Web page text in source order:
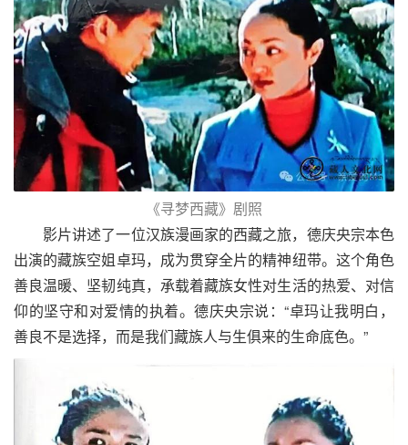
《寻梦西藏》剧照
影片讲述了一位汉族漫画家的西藏之旅，德庆央宗本色
出演的藏族空姐卓玛，成为贯穿全片的精神纽带。这个角色
善良温暖、坚韧纯真，承载着藏族女性对生活的热爱、对信
仰的坚守和对爱情的执着。德庆央宗说：“卓玛让我明白，
善良不是选择，而是我们藏族人与生俱来的生命底色。”